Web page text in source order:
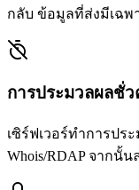
กลับ ข้อมูลที่ส่งมีเฉพ
การประมวลผลชั่
เซิร์ฟเวอร์ทำการปร
Whois/RDAP จากนั้